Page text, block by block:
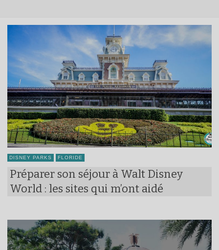
DISNEY PARKS FLORIDE
Préparer son séjour à Walt Disney
World : les sites qui m’ont aidé